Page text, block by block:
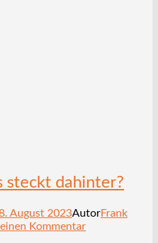
steckt dahinter?
August 2023AutorFrank
Kommentar